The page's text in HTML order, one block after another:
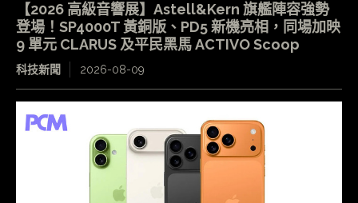
【2026 高級音響展】Astell&Kern 旗艦陣容強勢
登場！SP4000T 黃銅版、PD5 新機亮相，同場加映
9 單元 CLARUS 及平民黑馬 ACTIVO Scoop
科技新聞 2026-08-09